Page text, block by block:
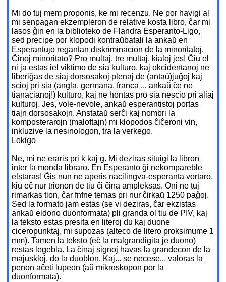
Mi do tuj mem proponis, ke mi recenzu. Ne por havigi al
mi senpagan ekzempleron de relative kosta libro, ĉar mi
lasos ĝin en la biblioteko de Flandra Esperanto-Ligo,
sed precipe por klopodi kontraŭbatali la ankaŭ en
Esperantujo regantan diskriminacion de la minoritatoj.
Ĉinoj minoritato? Pro multaj, tre multaj, kialoj jes! Ĉiu el
ni ja estas iel viktimo de sia kulturo, kaj okcidentanoj ne
liberiĝas de siaj dorsosakoj plenaj de (antaŭ)juĝoj kaj
scioj pri sia (angla, germana, franca ... ankaŭ ĉe ne
tianacianoj!) kulturo, kaj ne hontas pro sia nescio pri aliaj
kulturoj. Jes, vole-nevole, ankaŭ esperantistoj portas
tiajn dorsosakojn. Anstataŭ serĉi kaj nombri la
komposterarojn (maloftajn) mi klopodos ĉiĉeroni vin,
inkluzive la nesinologon, tra la verkego.
Lokigo
Ne, mi ne eraris pri k kaj g. Mi deziras situigi la libron
inter la monda libraro. En Esperanto ĝi nekompareble
elstaras! Ĝis nun ne aperis nacilingva-esperanta vortaro,
kiu eĉ nur trionon de tiu ĉi ĉina ampleksas. Oni ne tuj
rimarkas tion, ĉar fnfne temas pri nur ĉirkaŭ 1250 paĝoj.
Sed la formato jam estas (se vi deziras, ĉar ekzistas
ankaŭ eldono duonformata) pli granda ol tiu de PIV, kaj
la teksto estas presita en literoj du kaj duone
ciceropunktaj, mi supozas (alteco de litero proksimume 1
mm). Tamen la teksto (eĉ la malgrandigita je duono)
restas legebla. La ĉinaj signoj havas la grandecon de la
majuskloj, do la duoblon. Kaj... se necese... valoras la
penon aĉeti lupeon (aŭ mikroskopon por la
duonformata).